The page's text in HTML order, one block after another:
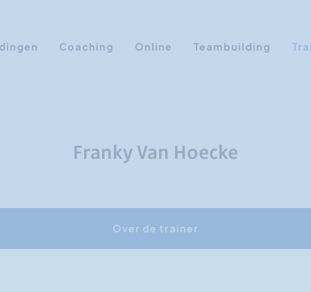
Sales Training
Coaching Online Teambuilding
Franky Van Hoecke
Over de trainer